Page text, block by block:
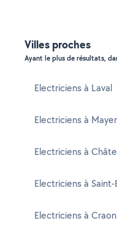
Villes proches
Ayant le plus de résultats,
Electriciens à Laval
Electriciens à
Electriciens à
Electriciens à
Electriciens à Craon